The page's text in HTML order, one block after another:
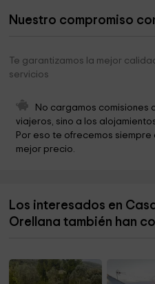
Municipio de Casas de Don
Ermita de San Isidro
Ermita de Ntra. Sra. de
Ermita de Santa Lucía
Ermita de Santa Ana
Parroquial de San Bartolomé
Nuestro compromiso
Te garantizamos la mejor
servicios
No cargamos comisiones
viajeros, sino a los
Por eso te ofrecemos siempre
mejor precio.
Los interesados en
Orellana también han